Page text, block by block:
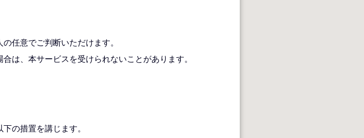
任意でご判断いただけます。
は、本サービスを受けられないことがあります。
の措置を講じます。